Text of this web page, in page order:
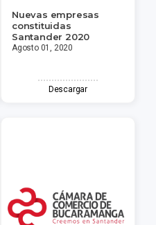
Nuevas empresas
constituidas
Santander 2020
Agosto 01, 2020
Descargar